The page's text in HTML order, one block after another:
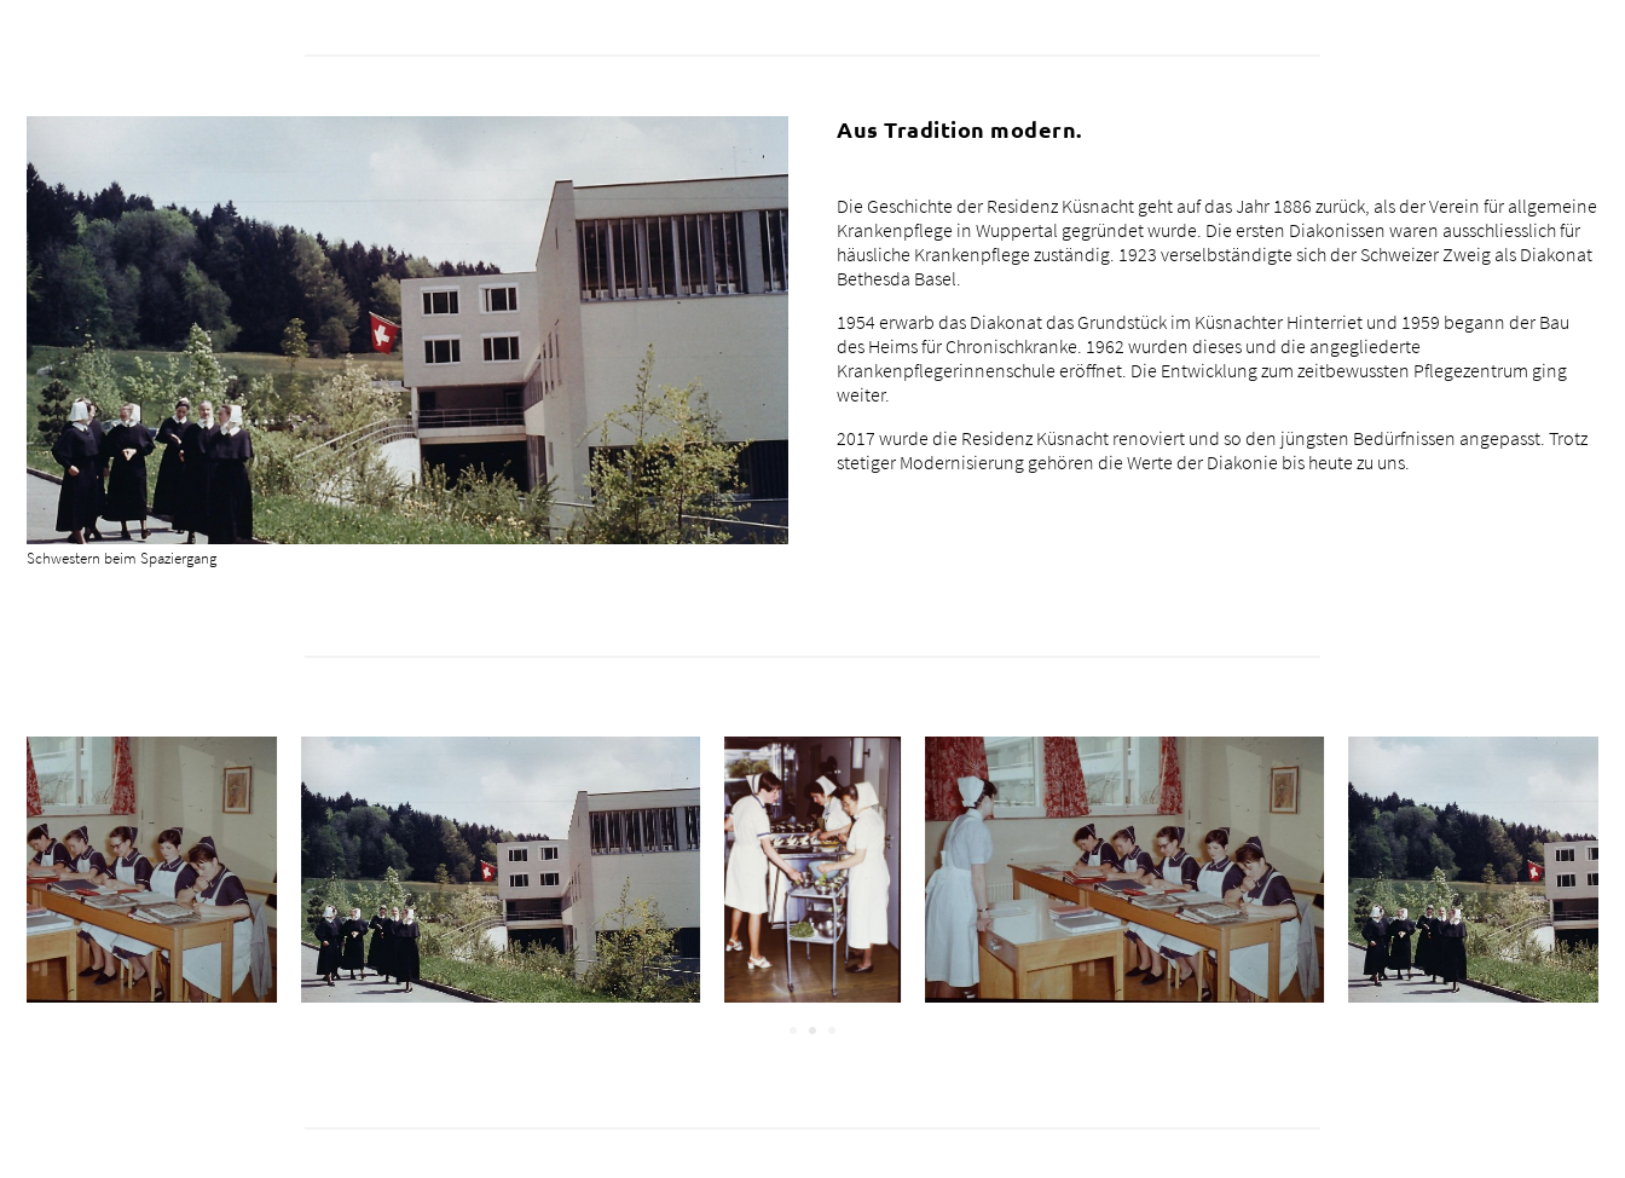
Schwestern beim Spaziergang
Aus Tradition modern.
Die Geschichte der Residenz Küsnacht geht auf das Jahr 1886 zurück, als der Verein für allgemeine
Krankenpflege in Wuppertal gegründet wurde. Die ersten Diakonissen waren ausschliesslich für
häusliche Krankenpflege zuständig. 1923 verselbständigte sich der Schweizer Zweig als Diakonat
Bethesda Basel.
1954 erwarb das Diakonat das Grundstück im Küsnachter Hinterriet und 1959 begann der Bau
des Heims für Chronischkranke. 1962 wurden dieses und die angegliederte
Krankenpflegerinnenschule eröffnet. Die Entwicklung zum zeitbewussten Pflegezentrum ging
weiter.
2017 wurde die Residenz Küsnacht renoviert und so den jüngsten Bedürfnissen angepasst. Trotz
stetiger Modernisierung gehören die Werte der Diakonie bis heute zu uns.